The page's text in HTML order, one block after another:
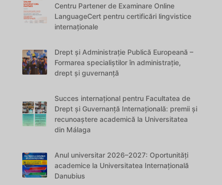
Centru Partener de Examinare Online
LanguageCert pentru certificări lingvistice
internaționale
Drept și Administrație Publică Europeană –
Formarea specialiștilor în administrație,
drept și guvernanță
Succes internațional pentru Facultatea de
Drept și Guvernanță Internațională: premii și
recunoaștere academică la Universitatea
din Málaga
Anul universitar 2026–2027: Oportunități
academice la Universitatea Internațională
Danubius